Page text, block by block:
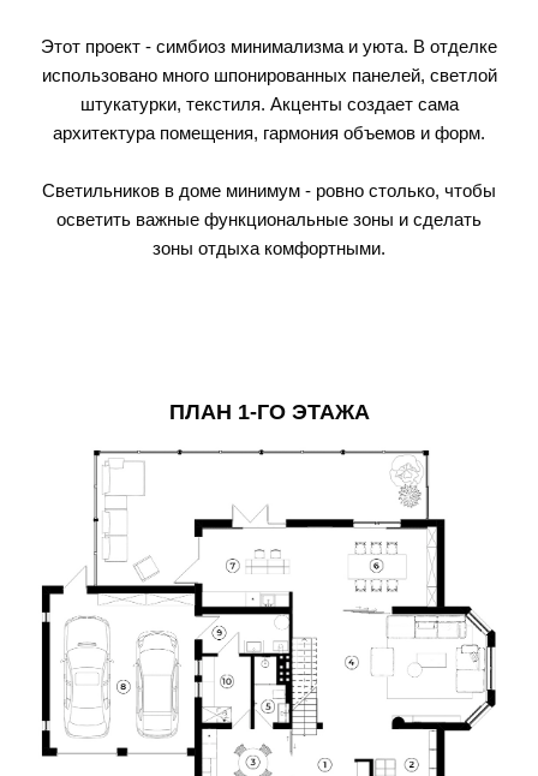
Этот проект - симбиоз минимализма и уюта. В отделке
использовано много шпонированных панелей, светлой
штукатурки, текстиля. Акценты создает сама
архитектура помещения, гармония объемов и форм.
Светильников в доме минимум - ровно столько, чтобы
осветить важные функциональные зоны и сделать
зоны отдыха комфортными.
ПЛАН 1-ГО ЭТАЖА